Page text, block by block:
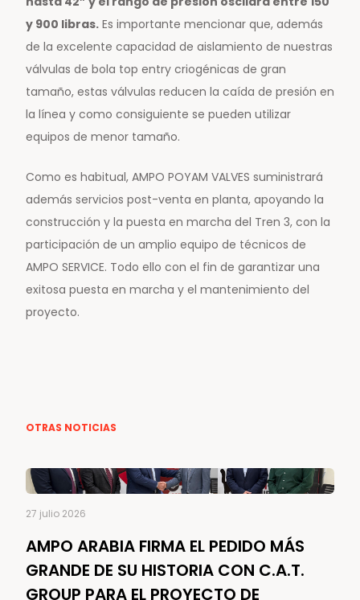
y 900 libras. Es importante mencionar que, además
de la excelente capacidad de aislamiento de nuestras
válvulas de bola top entry criogénicas de gran
tamaño, estas válvulas reducen la caída de presión en
la línea y como consiguiente se pueden utilizar
equipos de menor tamaño.
Como es habitual, AMPO POYAM VALVES suministrará
además servicios post-venta en planta, apoyando la
construcción y la puesta en marcha del Tren 3, con la
participación de un amplio equipo de técnicos de
AMPO SERVICE. Todo ello con el fin de garantizar una
exitosa puesta en marcha y el mantenimiento del
proyecto.
OTRAS NOTICIAS
27 julio 2026
AMPO ARABIA FIRMA EL PEDIDO MÁS
GRANDE DE SU HISTORIA CON C.A.T.
GROUP PARA EL PROYECTO DE